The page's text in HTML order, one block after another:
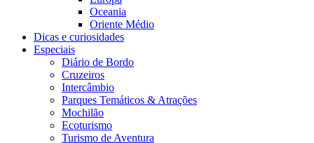
Oceania
Oriente Médio
Dicas e curiosidades
Especiais
Diário de Bordo
Cruzeiros
Intercâmbio
Parques Temáticos & Atrações
Mochilão
Ecoturismo
Turismo de Aventura